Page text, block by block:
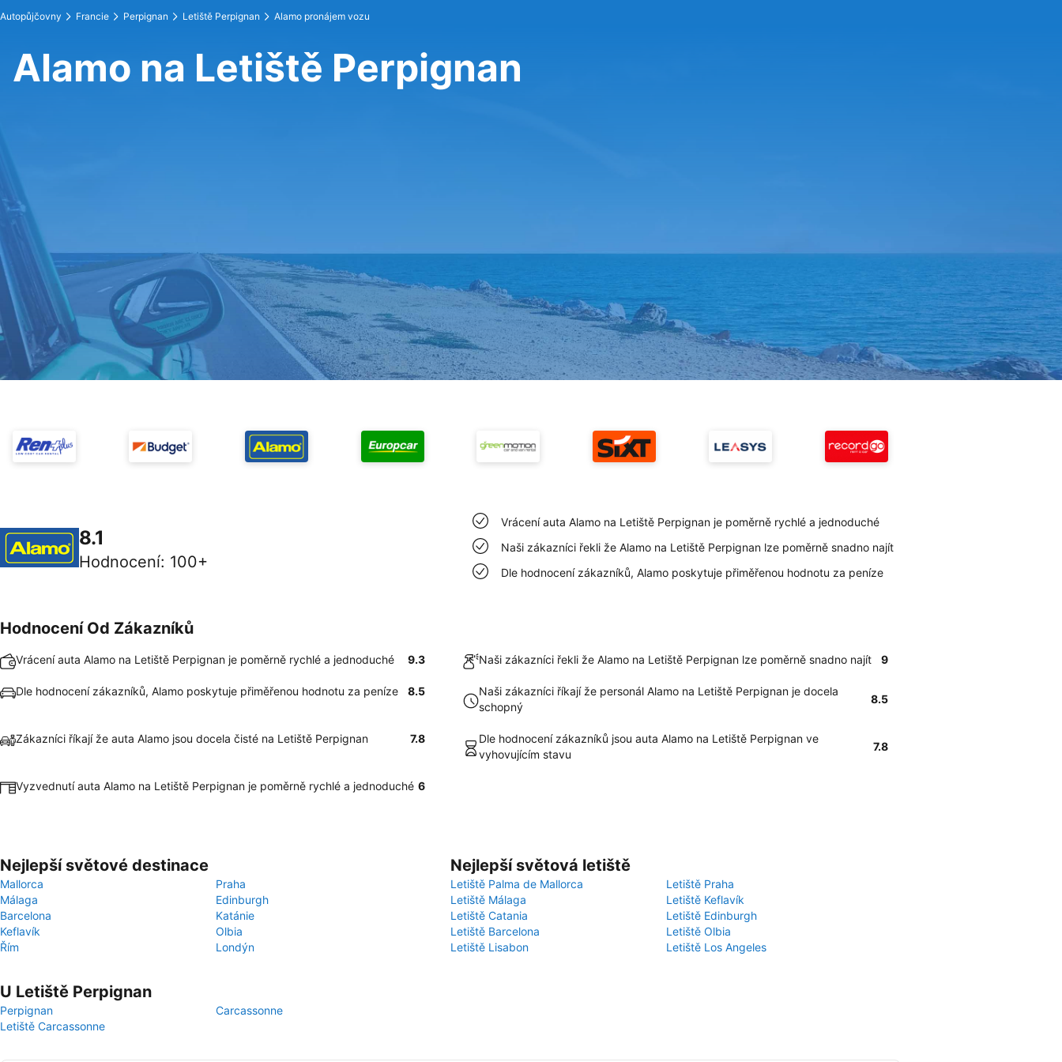
Autopůjčovny Francie Perpignan Letiště Perpignan Alamo pronájem vozu
Alamo na Letiště Perpignan
8.1
Hodnocení: 100+
Vrácení auta Alamo na Letiště Perpignan je poměrně rychlé a jednoduché
Naši zákazníci řekli že Alamo na Letiště Perpignan lze poměrně snadno najít
Dle hodnocení zákazníků, Alamo poskytuje přiměřenou hodnotu za peníze
Hodnocení Od Zákazníků
Vrácení auta Alamo na Letiště Perpignan je poměrně rychlé a jednoduché 9.3 Naši zákazníci řekli že Alamo na Letiště Perpignan lze poměrně snadno najít 9
Dle hodnocení zákazníků, Alamo poskytuje přiměřenou hodnotu za peníze 8.5
Naši zákazníci říkají že personál Alamo na Letiště Perpignan je docela
schopný
8.5
Zákazníci říkají že auta Alamo jsou docela čisté na Letiště Perpignan 7.8
Dle hodnocení zákazníků jsou auta Alamo na Letiště Perpignan ve
vyhovujícím stavu
7.8
Vyzvednutí auta Alamo na Letiště Perpignan je poměrně rychlé a jednoduché 6
Nejlepší světové destinace
Mallorca
Praha
Málaga
Edinburgh
Barcelona
Katánie
Keflavík
Olbia
Řím
Londýn
Nejlepší světová letiště
Letiště Palma de Mallorca
Letiště Praha
Letiště Málaga
Letiště Keflavík
Letiště Catania
Letiště Edinburgh
Letiště Barcelona
Letiště Olbia
Letiště Lisabon
Letiště Los Angeles
U Letiště Perpignan
Perpignan
Carcassonne
Letiště Carcassonne